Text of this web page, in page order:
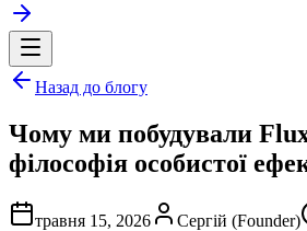
Назад до блогу
Чому ми побудували
філософія особистої
травня 15, 2026 Сергій (Founder)